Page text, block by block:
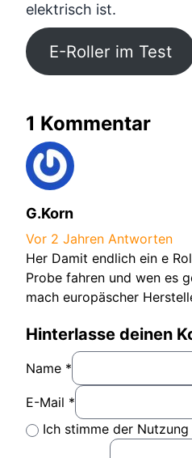
elektrisch ist.
E-Roller im Test
1 Kommentar
G.Korn
Vor 2 Jahren Antworten
Her Damit endlich ein e
Probe fahren und wen es
mach europäscher
Hinterlasse deinen
Name *
E-Mail *
Ich stimme der